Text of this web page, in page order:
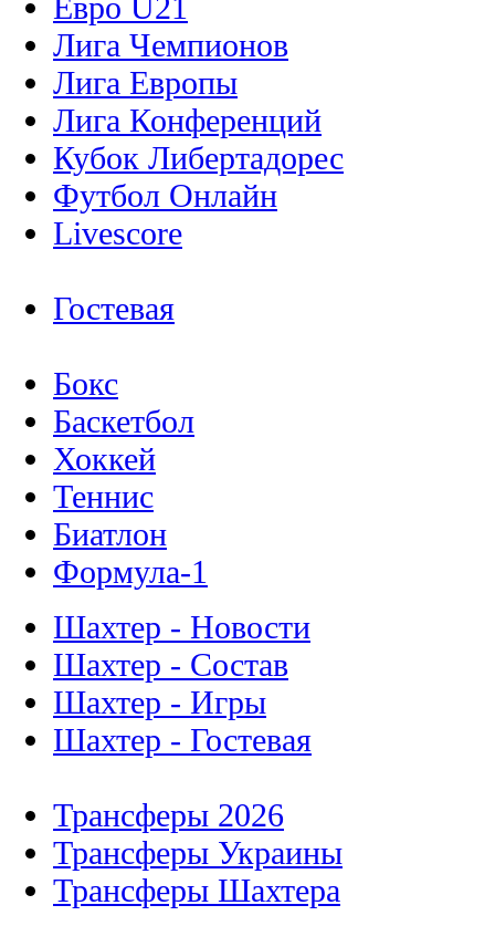
Евро U21
Лига Чемпионов
Лига Европы
Лига Конференций
Кубок Либертадорес
Футбол Онлайн
Livescore
Гостевая
Бокс
Баскетбол
Хоккей
Теннис
Биатлон
Формула-1
Шахтер - Новости
Шахтер - Состав
Шахтер - Игры
Шахтер - Гостевая
Трансферы 2026
Трансферы Украины
Трансферы Шахтера